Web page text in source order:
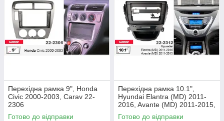
Перехідна рамка 9", Honda
Civic 2000-2003, Carav 22-
2306
Готово до відправки
Перехідна рамка 10.1",
Hyundai Elantra (MD) 2011-
2016, Avante (MD) 2011-2015,
Carav 22-2312
Готово до відправки